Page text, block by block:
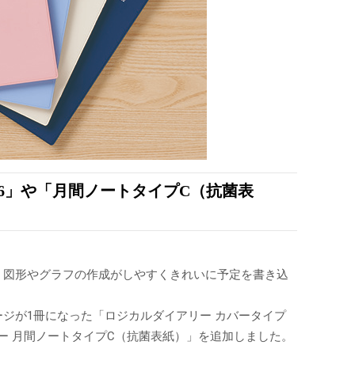
や「月間ノートタイプC（抗菌表
形やグラフの作成がしやすくきれいに予定を書き込
が1冊になった「ロジカルダイアリー カバータイプ
間ノートタイプC（抗菌表紙）」を追加しました。